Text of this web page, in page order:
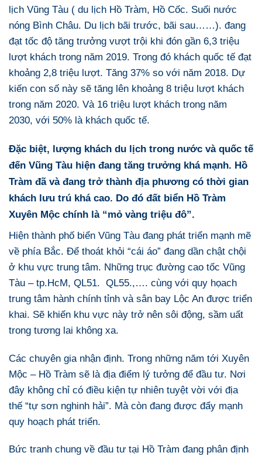
lịch Vũng Tàu ( du lịch Hồ Tràm, Hồ Cốc. Suối nước
nóng Bình Châu. Du lịch bãi trước, bãi sau……). đang
đạt tốc độ tăng trưởng vượt trội khi đón gần 6,3 triệu
lượt khách trong năm 2019. Trong đó khách quốc tế đạt
khoảng 2,8 triệu lượt. Tăng 37% so với năm 2018. Dự
kiến con số này sẽ tăng lên khoảng 8 triệu lượt khách
trong năm 2020. Và 16 triệu lượt khách trong năm
2030, với 50% là khách quốc tế.
Đặc biệt, lượng khách du lịch trong nước và quốc tế
đến Vũng Tàu hiện đang tăng trưởng khá mạnh. Hồ
Tràm đã và đang trở thành địa phương có thời gian
khách lưu trú khá cao. Do đó đất biển Hồ Tràm
Xuyên Mộc chính là “mỏ vàng triệu đô”.
Hiện thành phố biển Vũng Tàu đang phát triển mạnh mẽ
về phía Bắc. Để thoát khỏi “cái áo” đang dần chật chội
ở khu vực trung tâm. Những trục đường cao tốc Vũng
Tàu – tp.HcM, QL51. QL55.,…. cùng với quy họach
trung tâm hành chính tỉnh và sân bay Lộc An được triển
khai. Sẽ khiến khu vực này trở nên sôi động, sầm uất
trong tương lai không xa.
Các chuyên gia nhận định. Trong những năm tới Xuyên
Mộc – Hồ Tràm sẽ là địa điểm lý tưởng để đầu tư. Nơi
đây không chỉ có điều kiện tự nhiên tuyệt vời với địa
thế “tự sơn nghinh hải”. Mà còn đang được đẩy mạnh
quy hoạch phát triển.
Bức tranh chung về đầu tư tại Hồ Tràm đang phân định